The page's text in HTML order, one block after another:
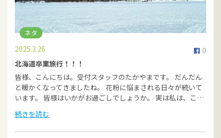
ネタ
0
2025.3.26
北海道卒業旅行！！！
皆様、こんにちは。受付スタッフのたかやまです。 だんだん
と暖かくなってきましたね。 花粉に悩まされる日々が続いて
います。 皆様はいかがお過ごしでしょうか。 実は私は、こ…
続きを読む